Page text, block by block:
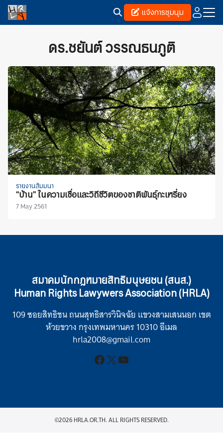
Skip
แจ้งการชุมนุม
ดร.ชยันต์ วรรณธนภูติ
รายงานสัมมนา
“บ้าน” ในความเชื่อและวิถีชีวิตของชาติพันธุ์กะเหรี่ยง
7 May 2561
สมาคมนักกฎหมายสิทธิมนุษยชน (สนส.)
Human Rights Lawywers Association (HRLA)
109 ซอยสิทธิชน ถนนสุทธิสารวินิจฉัย แขวงสามเสนนอก เขต
ห้วยขวาง กรุงเทพมหานคร 10310 อีเมล
hrla2008@gmail.com
Facebook
X YouTube
©2026 HRLA.OR.TH. ALL RIGHTS RESERVED.